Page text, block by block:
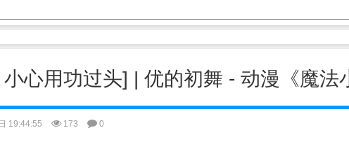
心用功过头] | 优的初舞 - 动漫《魔法
19:44:55 173 0